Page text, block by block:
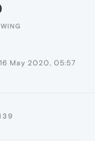
16 May 2020, 05:57